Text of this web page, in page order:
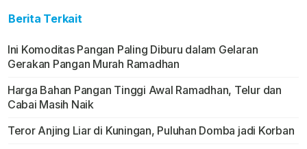
Berita Terkait
Ini Komoditas Pangan Paling Diburu dalam Gelaran
Gerakan Pangan Murah Ramadhan
Harga Bahan Pangan Tinggi Awal Ramadhan, Telur dan
Cabai Masih Naik
Teror Anjing Liar di Kuningan, Puluhan Domba jadi Korban